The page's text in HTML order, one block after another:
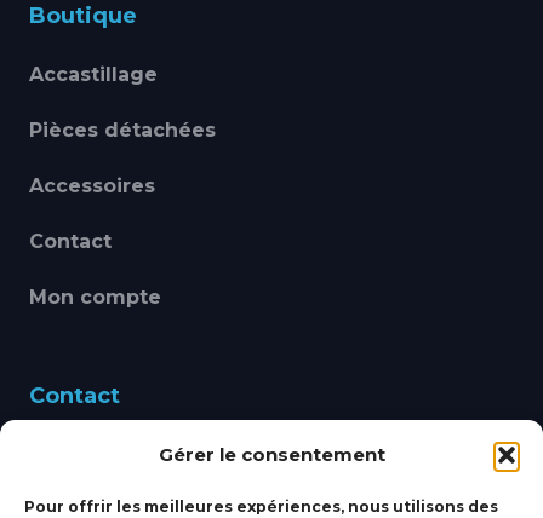
Gérer le consentement
Pour offrir les meilleures expériences, nous utilisons des
Boutique
Accastillage
Pièces détachées
Accessoires
Contact
Mon compte
Contact
460 Avenue Alain Le